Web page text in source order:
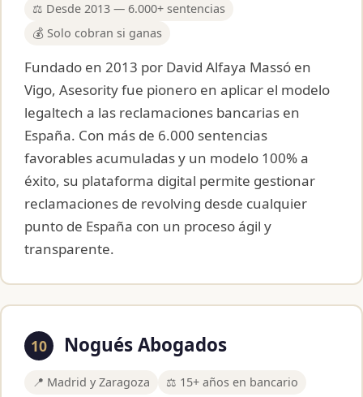
⚖️ Desde 2013 — 6.000+ sentencias
💰 Solo cobran si ganas
Fundado en 2013 por David Alfaya Massó en
Vigo, Asesority fue pionero en aplicar el modelo
legaltech a las reclamaciones bancarias en
España. Con más de 6.000 sentencias
favorables acumuladas y un modelo 100% a
éxito, su plataforma digital permite gestionar
reclamaciones de revolving desde cualquier
punto de España con un proceso ágil y
transparente.
10 Nogués Abogados
📍 Madrid y Zaragoza ⚖️ 15+ años en bancario